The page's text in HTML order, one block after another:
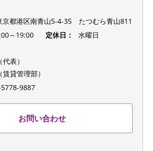
都港区南青山5-4-35 たつむら青山811
～19:00 定休日：
水曜日
代表）
貸管理部）
9887
お問い合わせ